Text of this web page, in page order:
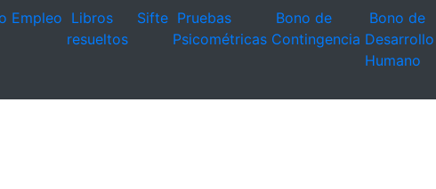
Empleo Libros
resueltos
Sifte Pruebas
Psicométricas
Bono de
Contingencia
Bono de
Desarrollo
Humano